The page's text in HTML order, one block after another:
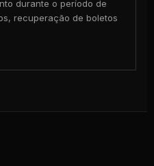
durante o período de
recuperação de boletos